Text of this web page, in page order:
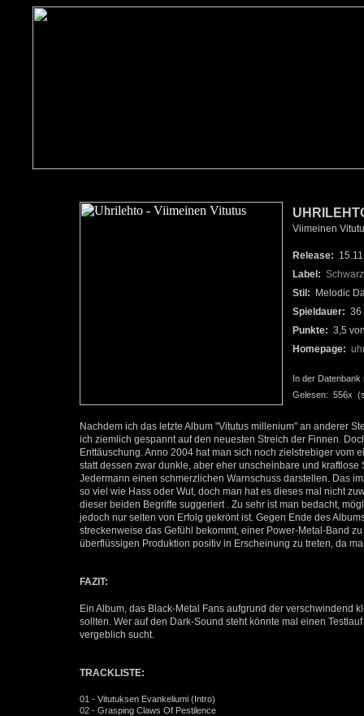
Viimeinen
Release:
Label:
Stil: Melodic
Spieldauer: 36
Punkte: 3,5
Homepage:
In der Datenbank
Gelesen: 556x
Nachdem ich das letzte Album "Vitutus millenium" an anderer
ich ziemlich gespannt auf den neuesten Streich der Finnen.
Enttäuschung. Anno 2004 hat man sich noch zielstrebiger
statt dessen zwar dunkle, aber eher unscheinbare und
Jedermann einen schmerzlichen Warnschuss darstellen. Das
so viel wie Hass oder Wut, doch man hat es dieses mal nicht
dieser beiden Begriffe suggeriert . Zu sehr ist man bedacht,
jedoch nur selten von Erfolg gekrönt ist. Gegen Ende des
streckenweise das Gefühl bekommt, einer Power-Metal-Band
überflüssigen Produktion positiv in Erscheinung zu treten, da
FAZIT:
Ein Album, das Black-Metal Fans aufgrund der verschwindend
sollten. Wer auf den Dark-Sound steht könnte mal einen
vergeblich sucht.
TRACKLISTE:
01 - Vitutuksen Evankeliumi (Intro)
02 - Grasping Claws Of Pestilence